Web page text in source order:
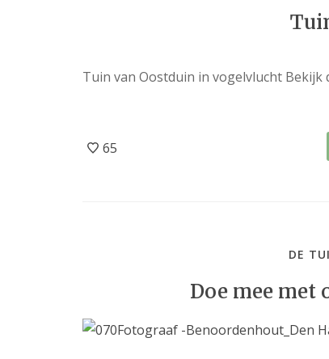
Tuin van Oostduin in vogelvlucht
65
DE
Doe mee met